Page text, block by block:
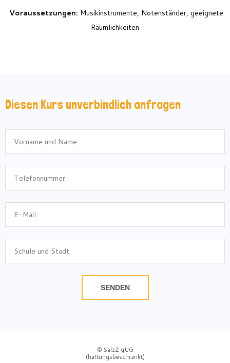
Voraussetzungen: Musikinstrumente, Notenständer, geeignete
Räumlichkeiten
Diesen Kurs unverbindlich anfragen
SENDEN
© SalzZ gUG
(haftungsbeschränkt)